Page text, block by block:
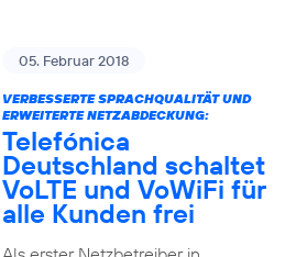
05. Februar 2018
VERBESSERTE SPRACHQUALITÄT UND
ERWEITERTE NETZABDECKUNG:
Telefónica
Deutschland schaltet
VoLTE und VoWiFi für
alle Kunden frei